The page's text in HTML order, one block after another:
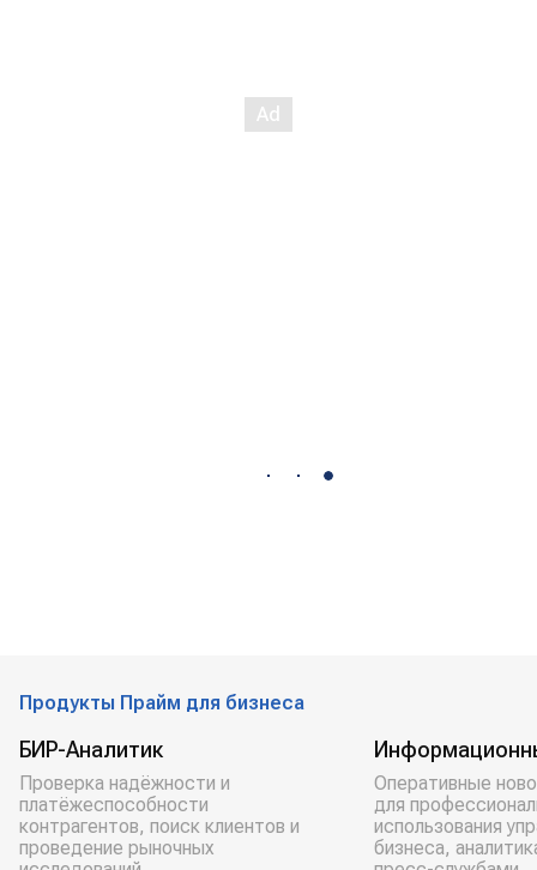
Продукты Прайм для бизнеса
БИР-Аналитик
Проверка надёжности и
платёжеспособности
контрагентов, поиск клиентов и
проведение рыночных
Оперативные
для
использования
бизнеса,